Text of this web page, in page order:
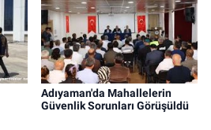
Adıyaman'da Mahallelerin
Güvenlik Sorunları Görüşüldü